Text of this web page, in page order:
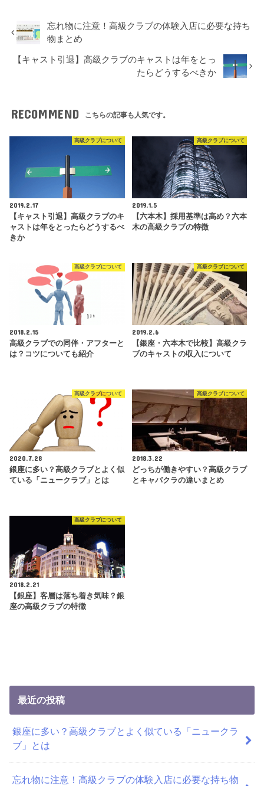
忘れ物に注意！高級クラブの体験入店に必要な持ち
物まとめ
【キャスト引退】高級クラブのキャストは年をとっ
たらどうするべきか
RECOMMEND こちらの記事も人気です。
高級クラブについて
2019.2.17
【キャスト引退】高級クラブのキ
ャストは年をとったらどうするべ
きか
高級クラブについて
2019.1.5
【六本木】採用基準は高め？六本
木の高級クラブの特徴
高級クラブについて
2018.2.15
高級クラブでの同伴・アフターと
は？コツについても紹介
高級クラブについて
2019.2.6
【銀座・六本木で比較】高級クラ
ブのキャストの収入について
高級クラブについて
2020.7.28
銀座に多い？高級クラブとよく似
ている「ニュークラブ」とは
高級クラブについて
2018.3.22
どっちが働きやすい？高級クラブ
とキャバクラの違いまとめ
高級クラブについて
2018.2.21
【銀座】客層は落ち着き気味？銀
座の高級クラブの特徴
最近の投稿
銀座に多い？高級クラブとよく似ている「ニュークラ
ブ」とは
忘れ物に注意！高級クラブの体験入店に必要な持ち物